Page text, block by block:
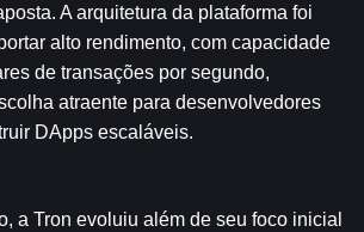
A arquitetura da plataforma foi
alto rendimento, com capacidade
de transações por segundo,
atraente para desenvolvedores
DApps escaláveis.
a Tron evoluiu além de seu foco inicial